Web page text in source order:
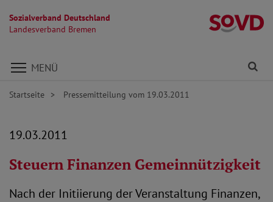
Sozialverband Deutschland
Landesverband Bremen
Direkt zu den Inhalten springen
MENÜ
Startseite Pressemitteilung vom 19.03.2011
19.03.2011
Steuern Finanzen Gemeinnützigkeit
Nach der Initiierung der Veranstaltung Finanzen,